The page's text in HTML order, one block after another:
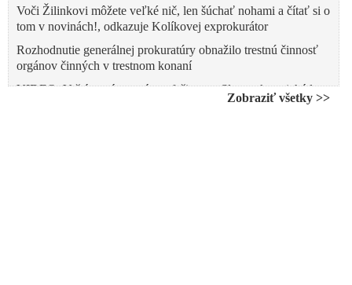
Voči Žilinkovi môžete veľké nič, len šúchať nohami a čítať si o
tom v novinách!, odkazuje Kolíkovej exprokurátor
Rozhodnutie generálnej prokuratúry obnažilo trestnú činnosť
orgánov činných v trestnom konaní
VIDEO: V štáte máme právny fašizmus. Slovensko prichádza
do jedného z najhorších období v histórii, hrozí nám obdobie
Zobraziť všetky >>